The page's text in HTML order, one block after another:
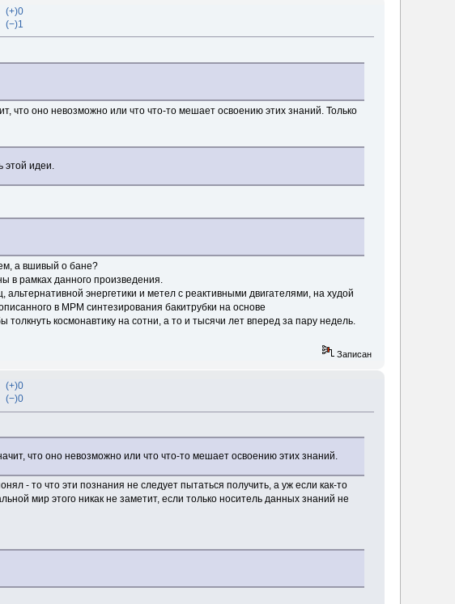
(+)0
(−)1
что оно невозможно или что что-то мешает освоению этих знаний. Только
этой идеи.
а вшивый о бане?
в рамках данного произведения.
энергетики и метел с реактивными двигателями, на худой
в МРМ синтезирования бакитрубки на основе
космонавтику на сотни, а то и тысячи лет вперед за пару недель.
Записан
(+)0
(−)0
что оно невозможно или что что-то мешает освоению этих знаний.
- то что эти познания не следует пытаться получить, а уж если как-то
мир этого никак не заметит, если только носитель данных знаний не